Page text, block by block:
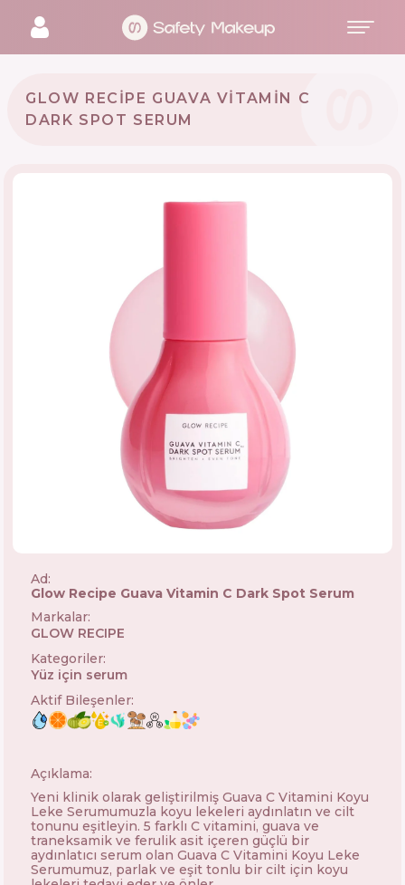
GLOW RECIPE GUAVA VITAMIN C
DARK SPOT SERUM
Ad:
Glow Recipe Guava Vitamin C Dark Spot Serum
Markalar:
GLOW RECIPE
Kategoriler:
Yüz için serum
Aktif Bileşenler:
Açıklama:
Yeni klinik olarak geliştirilmiş Guava C Vitamini Koyu
Leke Serumumuzla koyu lekeleri aydınlatın ve cilt
tonunu eşitleyin. 5 farklı C vitamini, guava ve
traneksamik ve ferulik asit içeren güçlü bir
aydınlatıcı serum olan Guava C Vitamini Koyu Leke
Serumumuz, parlak ve eşit tonlu bir cilt için koyu